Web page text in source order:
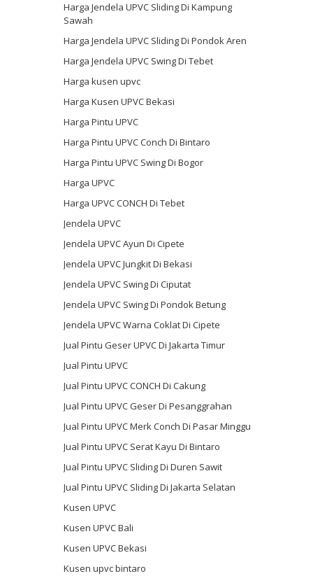
Harga Jendela UPVC Sliding Di Kampung
Sawah
Harga Jendela UPVC Sliding Di Pondok Aren
Harga Jendela UPVC Swing Di Tebet
Harga kusen upvc
Harga Kusen UPVC Bekasi
Harga Pintu UPVC
Harga Pintu UPVC Conch Di Bintaro
Harga Pintu UPVC Swing Di Bogor
Harga UPVC
Harga UPVC CONCH Di Tebet
Jendela UPVC
Jendela UPVC Ayun Di Cipete
Jendela UPVC Jungkit Di Bekasi
Jendela UPVC Swing Di Ciputat
Jendela UPVC Swing Di Pondok Betung
Jendela UPVC Warna Coklat Di Cipete
Jual Pintu Geser UPVC Di Jakarta Timur
Jual Pintu UPVC
Jual Pintu UPVC CONCH Di Cakung
Jual Pintu UPVC Geser Di Pesanggrahan
Jual Pintu UPVC Merk Conch Di Pasar Minggu
Jual Pintu UPVC Serat Kayu Di Bintaro
Jual Pintu UPVC Sliding Di Duren Sawit
Jual Pintu UPVC Sliding Di Jakarta Selatan
Kusen UPVC
Kusen UPVC Bali
Kusen UPVC Bekasi
Kusen upvc bintaro